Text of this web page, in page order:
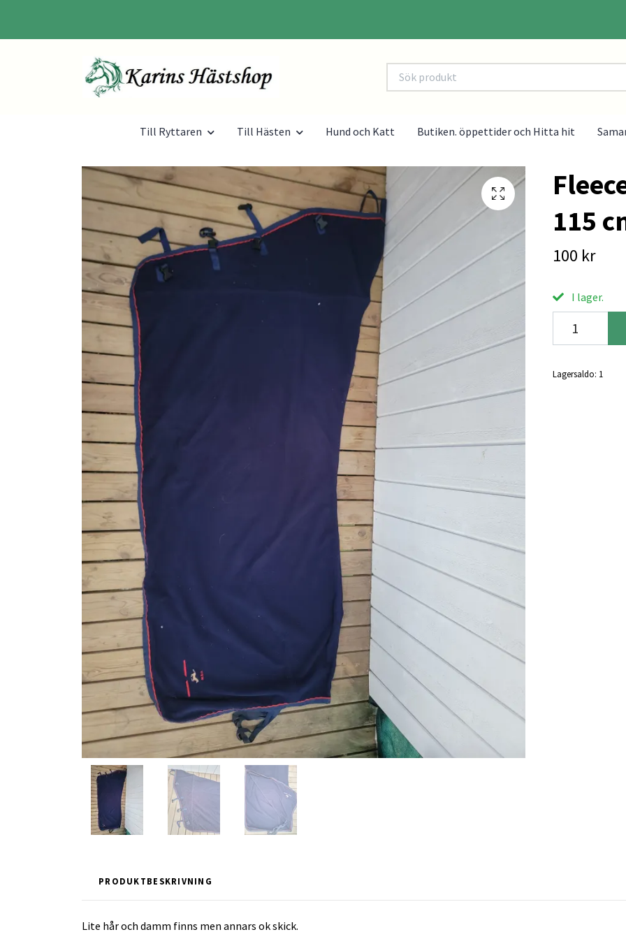
Till Ryttaren Till Hästen Hund och Katt Butiken. öppettider och Hitta hit
115
100 kr
I lager.
Lagersaldo: 1
PRODUKTBESKRIVNING
Lite hår och damm finns men annars ok skick.